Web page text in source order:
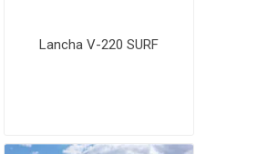
Lancha V-220 SURF